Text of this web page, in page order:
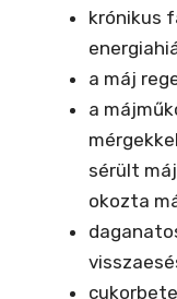
krónikus
a máj
a
sérült
okozta